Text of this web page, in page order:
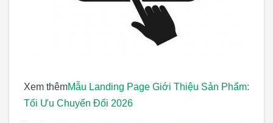
Xem thêmMẫu Landing Page Giới Thiệu Sản Phẩm:
Tối Ưu Chuyển Đổi 2026